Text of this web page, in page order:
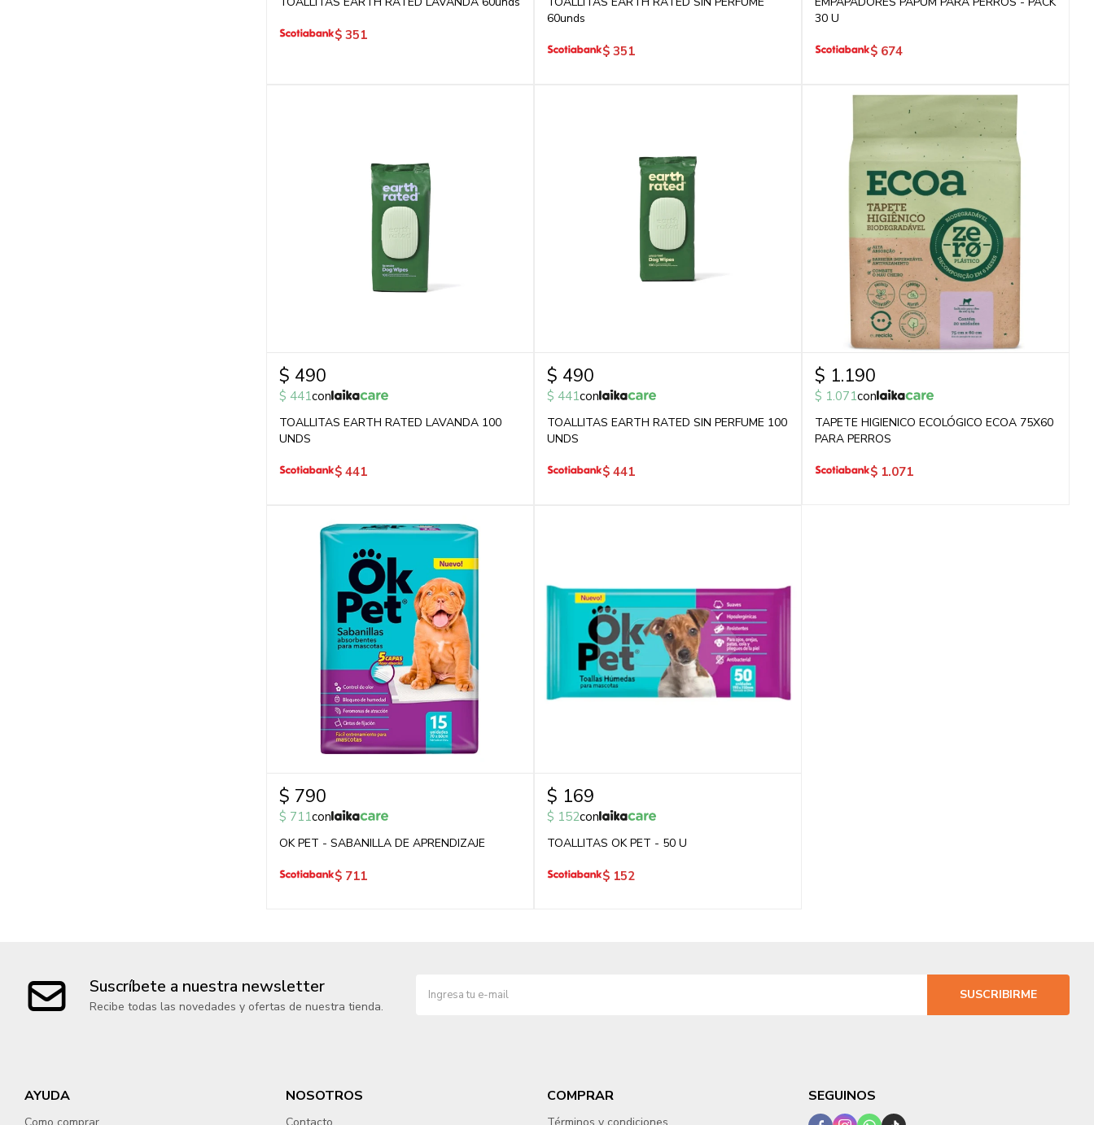
$ 351
60unds
$ 351
30 U
$ 674
$ 490
$ 441con
TOALLITAS EARTH RATED LAVANDA 100
UNDS
$ 441
$ 490
$ 441con
TOALLITAS EARTH RATED SIN PERFUME 100
UNDS
$ 441
$ 1.190
$ 1.071con
TAPETE HIGIENICO ECOLÓGICO ECOA 75X60
PARA PERROS
$ 1.071
$ 790
$ 711con
OK PET - SABANILLA DE APRENDIZAJE
$ 711
$ 169
$ 152con
TOALLITAS OK PET - 50 U
$ 152
Suscríbete a nuestra newsletter
Recibe todas las novedades y ofertas de nuestra tienda.
SUSCRIBIRME
AYUDA NOSOTROS COMPRAR SEGUINOS